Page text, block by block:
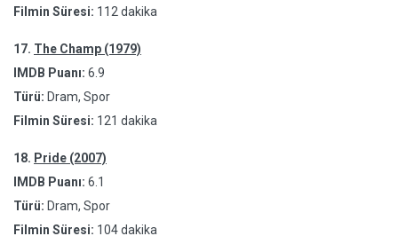
Filmin Süresi: 112 dakika
17. The Champ (1979)
IMDB Puanı: 6.9
Türü: Dram, Spor
Filmin Süresi: 121 dakika
18. Pride (2007)
IMDB Puanı: 6.1
Türü: Dram, Spor
Filmin Süresi: 104 dakika